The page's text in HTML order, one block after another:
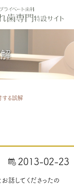
する誤解
2013-02-23
話してくださったの